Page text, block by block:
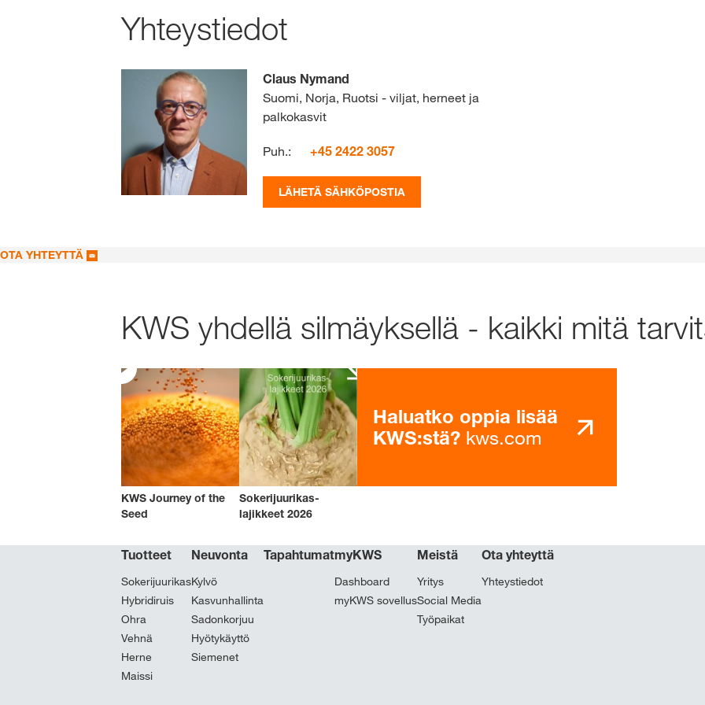
Yhteystiedot
Claus Nymand
Suomi, Norja, Ruotsi - viljat, herneet ja
palkokasvit
Puh.: +45 2422 3057
LÄHETÄ SÄHKÖPOSTIA
OTA YHTEYTTÄ
KWS yhdellä silmäyksellä - kaikki mitä
KWS Journey of the
Seed
Sokerijuurikas-
lajikkeet 2026
Haluatko oppia lisää
KWS:stä? kws.com
Tuotteet
Sokerijuurikas
Hybridiruis
Ohra
Vehnä
Herne
Maissi
Neuvonta
Kylvö
Kasvunhallinta
Sadonkorjuu
Hyötykäyttö
Siemenet
TapahtumatmyKWS
Dashboard
myKWS sovellus
Meistä
Yritys
Social Media
Työpaikat
Ota yhteyttä
Yhteystiedot